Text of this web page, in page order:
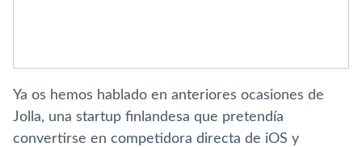
Ya os hemos hablado en anteriores ocasiones de
Jolla, una startup finlandesa que pretendí­a
convertirse en competidora directa de iOS y